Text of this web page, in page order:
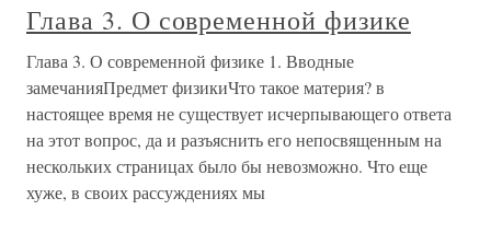
Глава 3. О современной физике
Глава 3. О современной физике 1. Вводные
замечанияПредмет физикиЧто такое материя? в
настоящее время не существует исчерпывающего ответа
на этот вопрос, да и разъяснить его непосвященным на
нескольких страницах было бы невозможно. Что еще
хуже, в своих рассуждениях мы